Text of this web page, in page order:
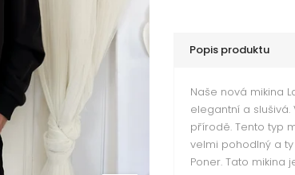
Popis produktu
Naše nová mikina
elegantní a
přírodě. Tento typ
velmi pohodlný a
Poner. Tato mikina